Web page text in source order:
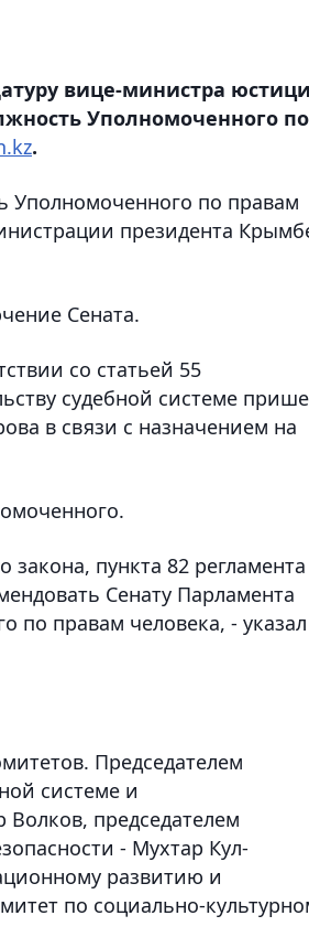
вице-министра
Уполномоченного по
.
Уполномоченного по правам
президента
Сената.
со статьей 55
судебной системе
в связи с назначением на
пункта 82 регламента
Сенату Парламента
по правам человека, - указал
Председателем
системе и
председателем
- Мухтар Кул-
развитию и
по социально-